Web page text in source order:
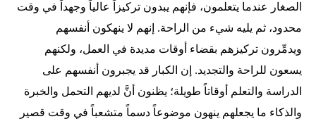
الصغار عندما يتعلمون، فإنهم يبدون تركيزاً عالياً وجهداً في وقت
محدود، ثم يليه شيء من الراحة. إنهم لا ينهكون أنفسهم
ويدمِّرون تركيزهم بقضاء أوقات مديدة في العمل، ولكنهم
يسعون للراحة والتجديد. إن الكبار قد يجبرون أنفسهم على
الدراسة والتعلم أوقاتاً طويلة؛ يظنون أنَّ لديهم التحمل والخبرة
والذكاء ما يجعلهم ينهون موضوعاً دسماً متشعباً في وقت قصير